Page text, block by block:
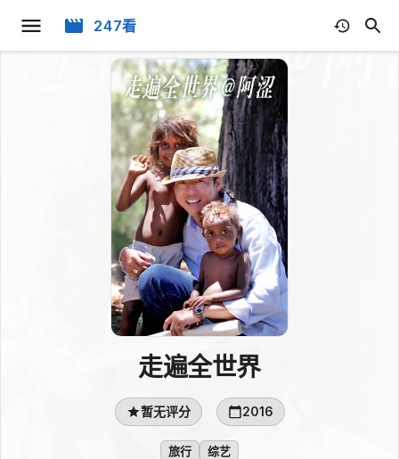
247看
走遍全世界
暂无评分 2016
旅行 综艺